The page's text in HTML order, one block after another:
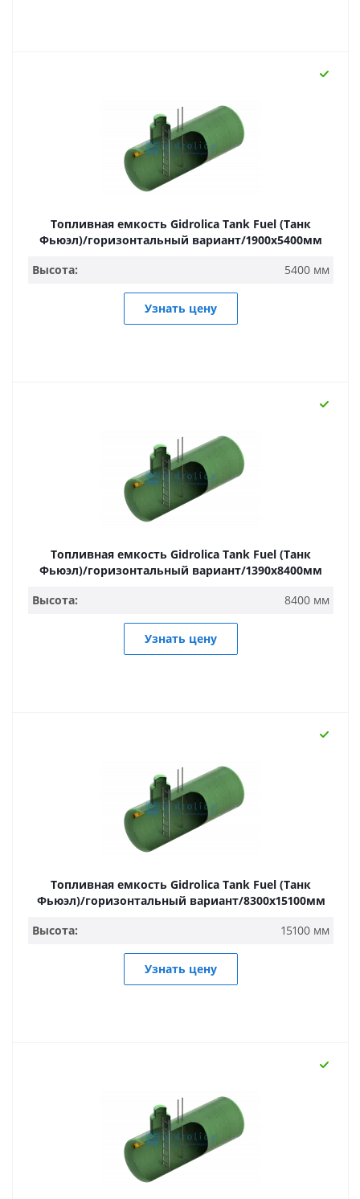
Топливная емкость Gidrolica Tank Fuel (Танк
Фьюэл)/горизонтальный вариант/1900х5400мм
Высота:
5400 мм
Узнать цену
Топливная емкость Gidrolica Tank Fuel (Танк
Фьюэл)/горизонтальный вариант/1390х8400мм
Высота:
8400 мм
Узнать цену
Топливная емкость Gidrolica Tank Fuel (Танк
Фьюэл)/горизонтальный вариант/8300х15100мм
Высота:
15100 мм
Узнать цену